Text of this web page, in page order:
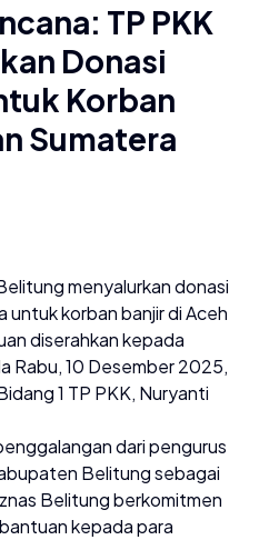
TP PKK
Donasi
Korban
Sumatera
menyalurkan donasi
korban banjir di Aceh
diserahkan kepada
Rabu, 10 Desember 2025,
1 TP PKK, Nuryanti
dari pengurus
Belitung sebagai
Belitung berkomitmen
kepada para